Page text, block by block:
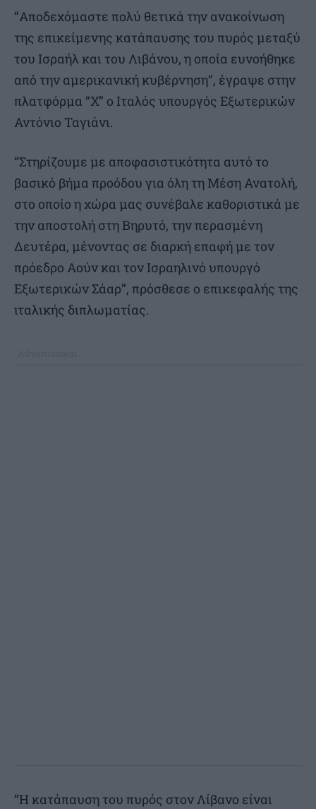
“Αποδεχόμαστε πολύ θετικά την ανακοίνωση
της επικείμενης κατάπαυσης του πυρός μεταξύ
του Ισραήλ και του Λιβάνου, η οποία ευνοήθηκε
από την αμερικανική κυβέρνηση”, έγραψε στην
πλατφόρμα “Χ” ο Ιταλός υπουργός Εξωτερικών
Αντόνιο Ταγιάνι.
“Στηρίζουμε με αποφασιστικότητα αυτό το
βασικό βήμα προόδου για όλη τη Μέση Ανατολή,
στο οποίο η χώρα μας συνέβαλε καθοριστικά με
την αποστολή στη Βηρυτό, την περασμένη
Δευτέρα, μένοντας σε διαρκή επαφή με τον
πρόεδρο Αούν και τον Ισραηλινό υπουργό
Εξωτερικών Σάαρ”, πρόσθεσε ο επικεφαλής της
ιταλικής διπλωματίας.
“Η κατάπαυση του πυρός στον Λίβανο είναι